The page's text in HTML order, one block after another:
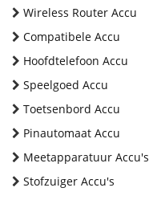
Wireless Router Accu
Compatibele Accu
Hoofdtelefoon Accu
Speelgoed Accu
Toetsenbord Accu
Pinautomaat Accu
Meetapparatuur Accu's
Stofzuiger Accu's